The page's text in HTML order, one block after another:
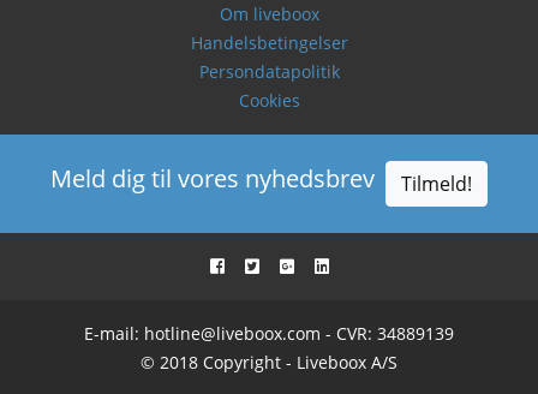
Om liveboox
Handelsbetingelser
Persondatapolitik
Cookies
Meld dig til vores nyhedsbrev Tilmeld!
E-mail: hotline@liveboox.com - CVR: 34889139
© 2018 Copyright - Liveboox A/S